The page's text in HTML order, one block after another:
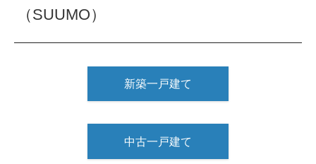
（SUUMO）
新築一戸建て
中古一戸建て